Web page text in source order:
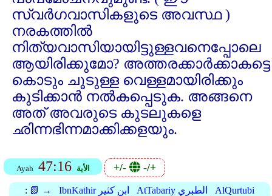
സ്വര്‍ഗവാസികളുടെ അവസ്ഥ )
നരകത്തില്‍
നിത്യവാസിയായിട്ടുള്ളവനെപ്പോലെ
ആയിരിക്കുമോ? അത്തരക്കാര്‍ക്കാകട്ടെ
കൊടും ചൂടുള്ള വെള്ളമായിരിക്കും
കുടിക്കാന്‍ നല്‍കപ്പെടുക. അങ്ങനെ
അത്‌ അവരുടെ കുടലുകളെ
ഛിന്നഭിന്നമാക്കിക്കളയും.
Ayah 47:16 الأية +/- -/+
: 📗 → IbnKathir ابن كثير AtTabariy الطبري
AlQurtubi